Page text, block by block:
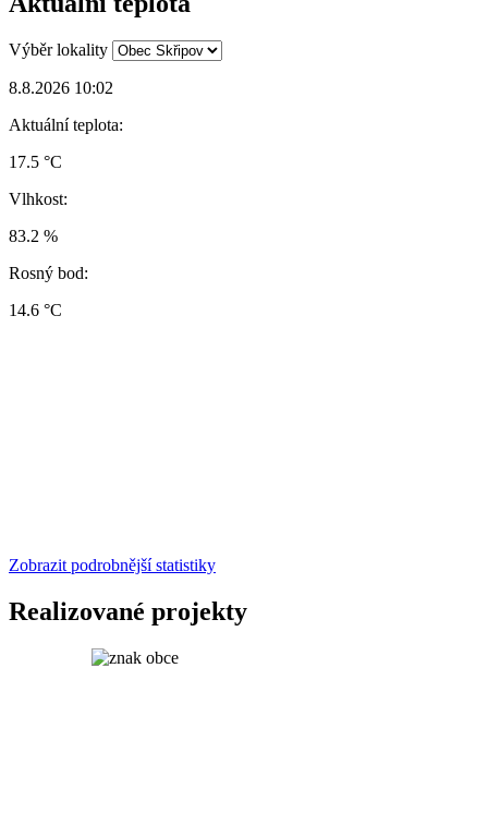
Výběr lokality
8.8.2026 10:02
Aktuální teplota:
17.5 °C
Vlhkost:
83.2 %
Rosný bod:
14.6 °C
Zobrazit podrobnější statistiky
Realizované projekty